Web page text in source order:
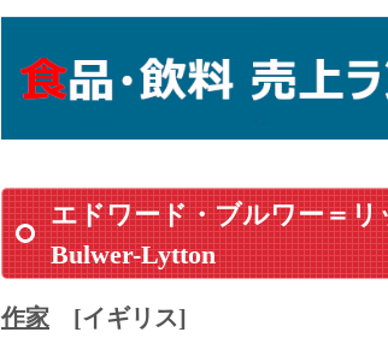
エドワード・ブルワー＝リ
Bulwer-Lytton
作家
[イギリス]